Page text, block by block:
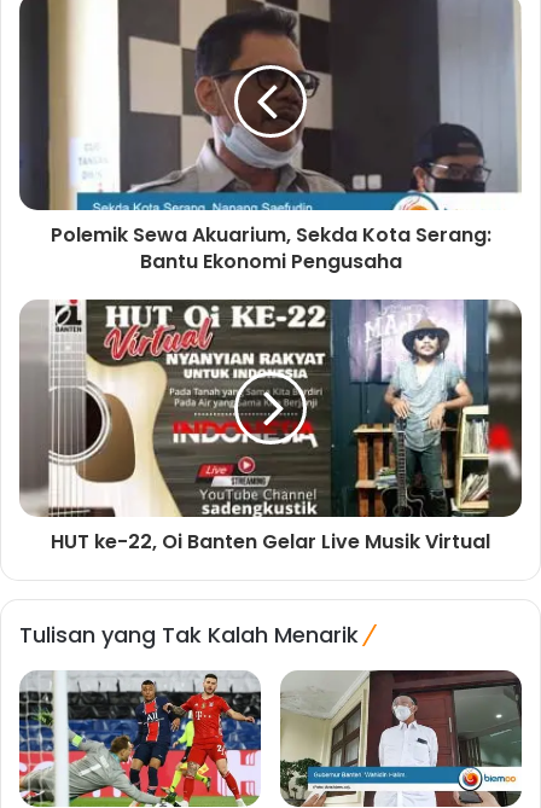
i
e
Polemik Sewa Akuarium, Sekda Kota Serang:
Bantu Ekonomi Pengusaha
HUT ke-22, Oi Banten Gelar Live Musik Virtual
Tulisan yang Tak Kalah Menarik